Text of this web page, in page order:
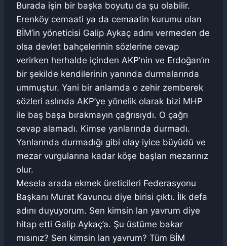
Burada işin bir başka boyutu da şu olabilir.
Erenköy cemaati ya da cemaatin kurumu olan
BİM’in yöneticisi Galip Aykaç adını vermeden de
olsa devlet bahçelerinin sözlerine cevap
verirken herhalde içinden AKP’nin ve Erdoğan’ın
bir şekilde kendilerinin yanında durmalarında
ummuştur. Yani bir anlamda o zehir zemberek
sözleri aslında AKP’ye yönelik olarak bizi MHP
ile baş başa bırakmayın çağrısıydı. O çağrı
cevap alamadı. Kimse yanlarında durmadı.
Yanlarında durmadığı gibi olay iyice büyüdü ve
mezar vurgularına kadar köşe başları mezarınız
olur.
Mesela arada ekmek üreticileri Federasyonu
Başkanı Murat Kavuncu diye birisi çıktı. İlk defa
adını duyuyorum. Sen kimsin lan yavrum diye
hitap etti Galip Aykaç’a. Şu üstüme bakar
mısınız? Sen kimsin lan yavrum? Tüm BİM